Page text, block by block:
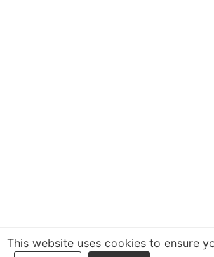
This website uses cookies to ensure